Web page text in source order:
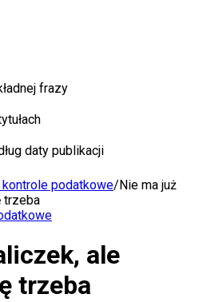
frazy
daty publikacji
podatkowe/Nie ma już
trzeba
ale
trzeba